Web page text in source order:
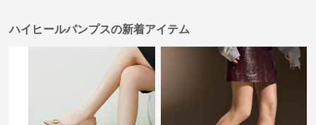
ハイヒールパンプスの新着アイテム